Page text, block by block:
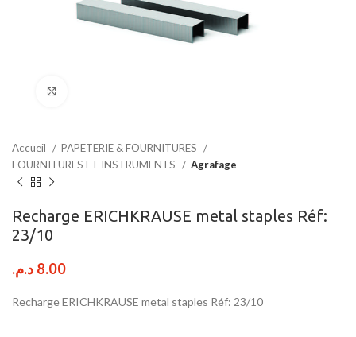
Accueil
PAPETERIE & FOURNITURES
FOURNITURES ET INSTRUMENTS
Agrafage
Recharge ERICHKRAUSE metal staples Réf:
23/10
8.00 د.م.
Recharge ERICHKRAUSE metal staples Réf: 23/10